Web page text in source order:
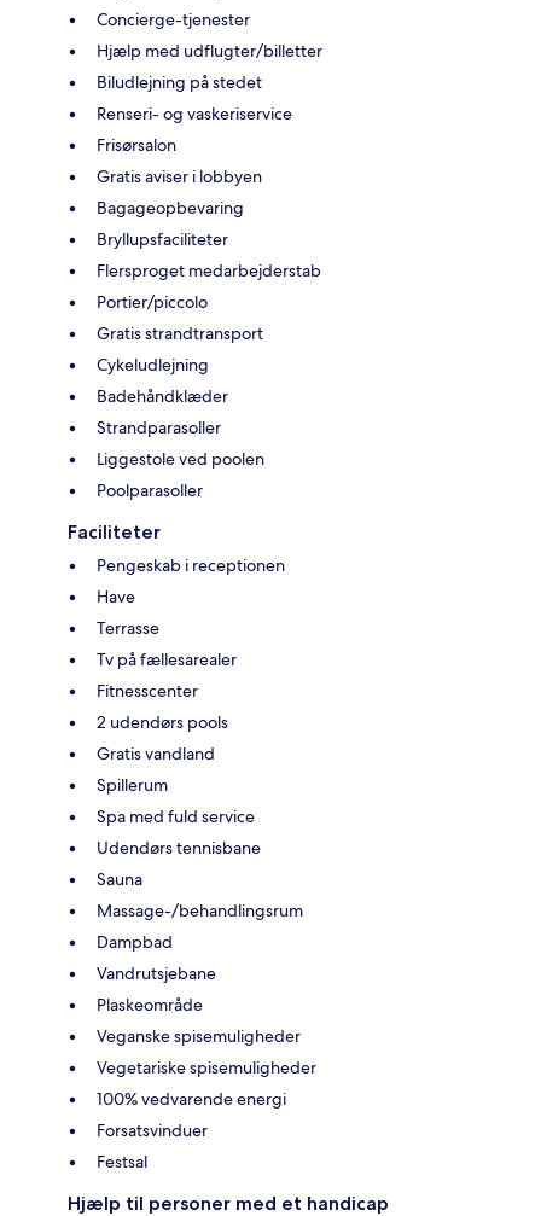
Concierge-tjenester
Hjælp med udflugter/billetter
Biludlejning på stedet
Renseri- og vaskeriservice
Frisørsalon
Gratis aviser i lobbyen
Bagageopbevaring
Bryllupsfaciliteter
Flersproget medarbejderstab
Portier/piccolo
Gratis strandtransport
Cykeludlejning
Badehåndklæder
Strandparasoller
Liggestole ved poolen
Poolparasoller
Faciliteter
Pengeskab i receptionen
Have
Terrasse
Tv på fællesarealer
Fitnesscenter
2 udendørs pools
Gratis vandland
Spillerum
Spa med fuld service
Udendørs tennisbane
Sauna
Massage-/behandlingsrum
Dampbad
Vandrutsjebane
Plaskeområde
Veganske spisemuligheder
Vegetariske spisemuligheder
100% vedvarende energi
Forsatsvinduer
Festsal
Hjælp til personer med et handicap